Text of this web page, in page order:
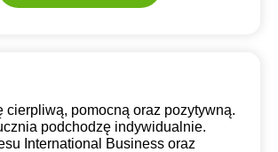
19:30
14:30
cierpliwą, pomocną oraz pozytywną.
podchodzę indywidualnie.
International Business oraz